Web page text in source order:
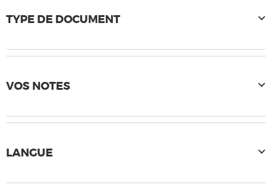
TYPE DE DOCUMENT
VOS NOTES
LANGUE